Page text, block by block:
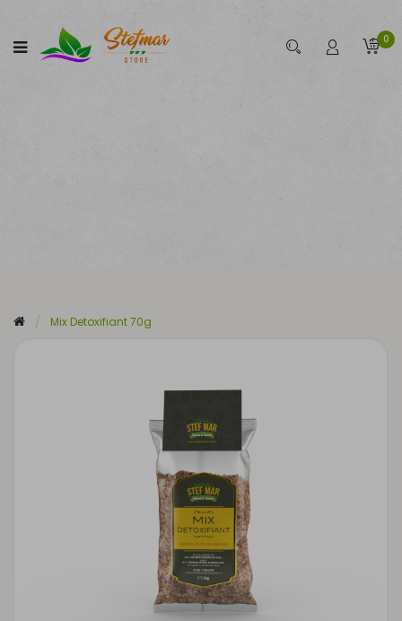
0
Mix Detoxifiant 70g